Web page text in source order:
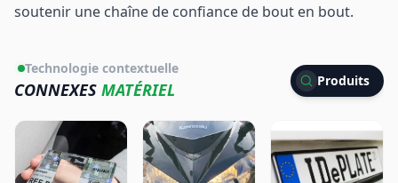
soutenir une chaîne de confiance de bout en bout.
Technologie contextuelle
CONNEXES MATÉRIEL Produits